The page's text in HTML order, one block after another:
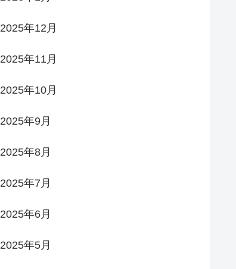
2025年12月
2025年11月
2025年10月
2025年9月
2025年8月
2025年7月
2025年6月
2025年5月